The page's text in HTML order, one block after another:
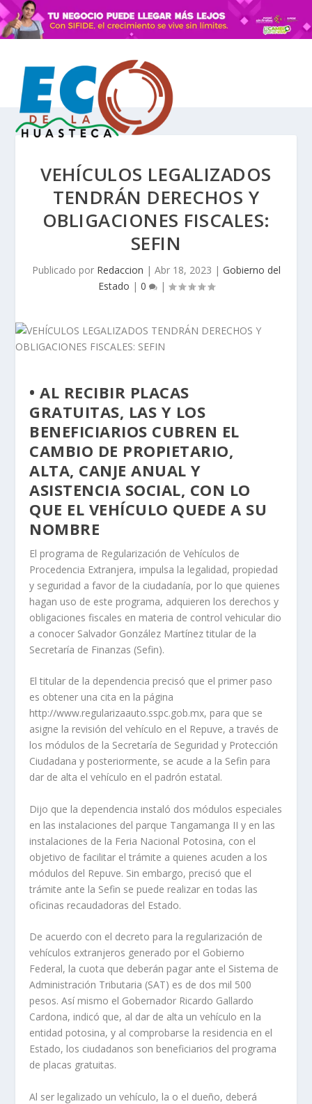
VEHÍCULOS LEGALIZADOS
TENDRÁN DERECHOS Y
OBLIGACIONES FISCALES:
SEFIN
Publicado por Redaccion | Abr 18, 2023 | Gobierno del
Estado | 0 |
• AL RECIBIR PLACAS
GRATUITAS, LAS Y LOS
BENEFICIARIOS CUBREN EL
CAMBIO DE PROPIETARIO,
ALTA, CANJE ANUAL Y
ASISTENCIA SOCIAL, CON LO
QUE EL VEHÍCULO QUEDE A SU
NOMBRE
El programa de Regularización de Vehículos de
Procedencia Extranjera, impulsa la legalidad, propiedad
y seguridad a favor de la ciudadanía, por lo que quienes
hagan uso de este programa, adquieren los derechos y
obligaciones fiscales en materia de control vehicular dio
a conocer Salvador González Martínez titular de la
Secretaría de Finanzas (Sefin).
El titular de la dependencia precisó que el primer paso
es obtener una cita en la página
http://www.regularizaauto.sspc.gob.mx, para que se
asigne la revisión del vehículo en el Repuve, a través de
los módulos de la Secretaría de Seguridad y Protección
Ciudadana y posteriormente, se acude a la Sefin para
dar de alta el vehículo en el padrón estatal.
Dijo que la dependencia instaló dos módulos especiales
en las instalaciones del parque Tangamanga II y en las
instalaciones de la Feria Nacional Potosina, con el
objetivo de facilitar el trámite a quienes acuden a los
módulos del Repuve. Sin embargo, precisó que el
trámite ante la Sefin se puede realizar en todas las
oficinas recaudadoras del Estado.
De acuerdo con el decreto para la regularización de
vehículos extranjeros generado por el Gobierno
Federal, la cuota que deberán pagar ante el Sistema de
Administración Tributaria (SAT) es de dos mil 500
pesos. Así mismo el Gobernador Ricardo Gallardo
Cardona, indicó que, al dar de alta un vehículo en la
entidad potosina, y al comprobarse la residencia en el
Estado, los ciudadanos son beneficiarios del programa
de placas gratuitas.
Al ser legalizado un vehículo, la o el dueño, deberá